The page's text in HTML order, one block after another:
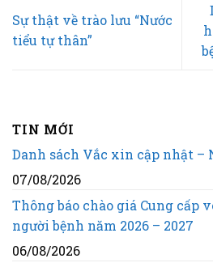
Sự thật về trào lưu “Nước
tiểu tự thân”
TIN MỚI
Danh sách Vắc xin cập nhật –
07/08/2026
Thông báo chào giá Cung cấp
người bệnh năm 2026 – 2027
06/08/2026